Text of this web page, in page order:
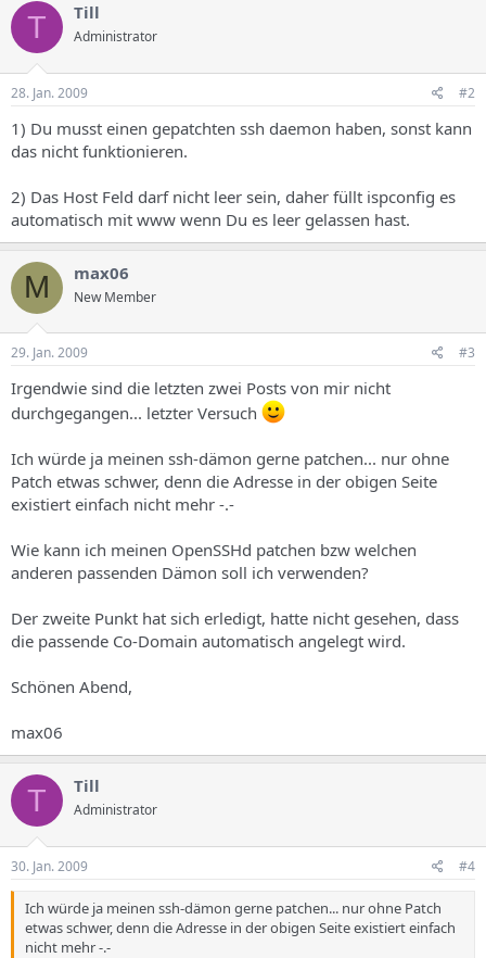
T Till
Administrator
28. Jan. 2009 #2
1) Du musst einen gepatchten ssh daemon haben, sonst kann
das nicht funktionieren.
2) Das Host Feld darf nicht leer sein, daher füllt ispconfig es
automatisch mit www wenn Du es leer gelassen hast.
M max06
New Member
29. Jan. 2009 #3
Irgendwie sind die letzten zwei Posts von mir nicht
durchgegangen... letzter Versuch
Ich würde ja meinen ssh-dämon gerne patchen... nur ohne
Patch etwas schwer, denn die Adresse in der obigen Seite
existiert einfach nicht mehr -.-
Wie kann ich meinen OpenSSHd patchen bzw welchen
anderen passenden Dämon soll ich verwenden?
Der zweite Punkt hat sich erledigt, hatte nicht gesehen, dass
die passende Co-Domain automatisch angelegt wird.
Schönen Abend,
max06
T Till
Administrator
30. Jan. 2009 #4
Ich würde ja meinen ssh-dämon gerne patchen... nur ohne Patch
etwas schwer, denn die Adresse in der obigen Seite existiert einfach
nicht mehr -.-